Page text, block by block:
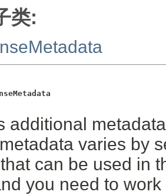
类:
additional
varies by
can be used in
you need to